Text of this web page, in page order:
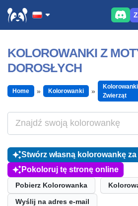
KOLOROWANKI Z
DOROSŁYCH
Home Kolorowanki
Kolorowanki
Zwierząt
Stwórz własną kolorowankę
Pokoloruj tę stronę online
Pobierz Kolorowanka
Wyślij na adres e-mail